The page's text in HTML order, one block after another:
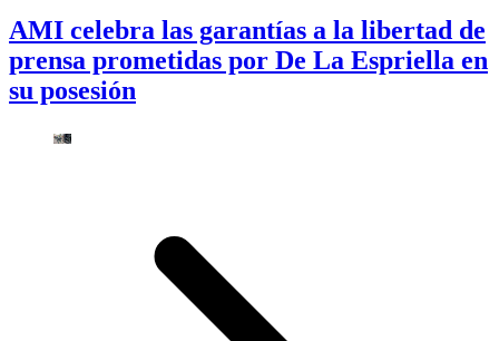
AMI celebra las garantías a la libertad de
prensa prometidas por De La Espriella en
su posesión